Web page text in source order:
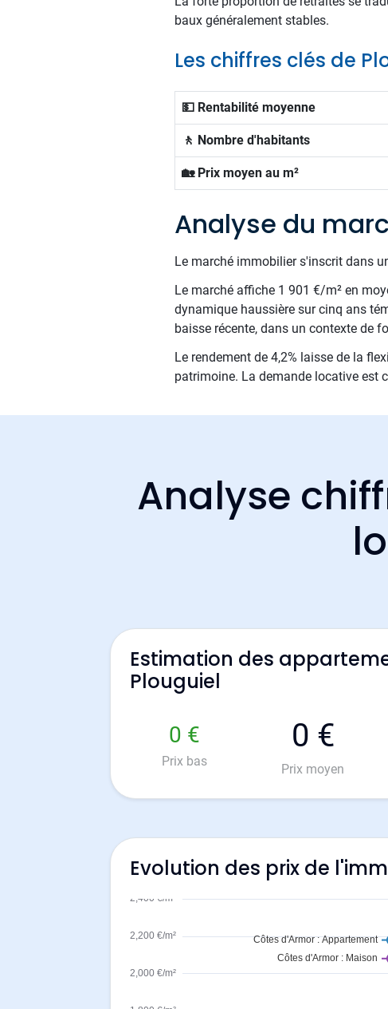
baux généralement stables.
Les chiffres clés de
💵 Rentabilité moyenne
🚶 Nombre d'habitants
🏡 Prix moyen au m²
Analyse du
Le marché immobilier s'inscrit dans
Le marché affiche 1 901 €/m² en
dynamique haussière sur cinq ans
baisse récente, dans un contexte de
Le rendement de 4,2% laisse de la
patrimoine. La demande locative est
Analyse
Estimation des
Plouguiel
0 €
Prix bas
0 €
Prix moyen
Evolution des prix de